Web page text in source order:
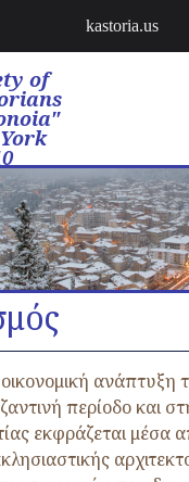
of
οικονομική ανάπτυξη
περίοδο και
εκφράζεται μέσα
kastoria.us